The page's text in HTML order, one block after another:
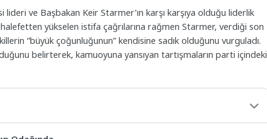
ve Başbakan Keir Starmer’ın karşı karşıya olduğu liderlik
yükselen istifa çağrılarına rağmen Starmer, verdiği son
“büyük çoğunluğunun” kendisine sadık olduğunu vurguladı.
belirterek, kamuoyuna yansıyan tartışmaların parti içindeki